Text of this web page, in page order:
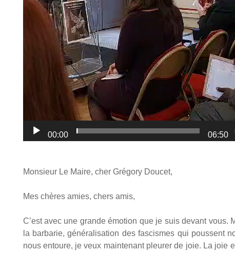
00:00 06:50
Mon­sieur Le Maire, cher Gré­go­ry Dou­cet,
Mes chères amies, chers amis,
C’est avec une grande émo­tion que je suis devant
la bar­ba­rie, géné­ra­li­sa­tion des fas­cismes qui poussent
nous entoure, je veux main­te­nant pleu­rer de joie. La joie